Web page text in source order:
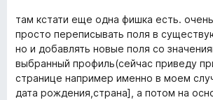
там кстати еще одна фишка есть.
просто переписывать поля в
но и добавлять новые поля со
выбранный профиль(сейчас приведу
странице например именно в моем
дата рождения,страна], а потом на